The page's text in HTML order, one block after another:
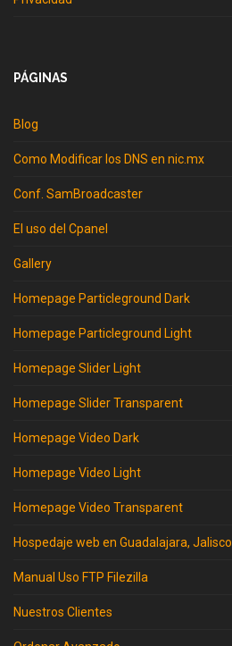
PÁGINAS
Blog
Como Modificar los DNS en nic.mx
Conf. SamBroadcaster
El uso del Cpanel
Gallery
Homepage Particleground Dark
Homepage Particleground Light
Homepage Slider Light
Homepage Slider Transparent
Homepage Video Dark
Homepage Video Light
Homepage Video Transparent
Hospedaje web en Guadalajara, Jalisco
Manual Uso FTP Filezilla
Nuestros Clientes